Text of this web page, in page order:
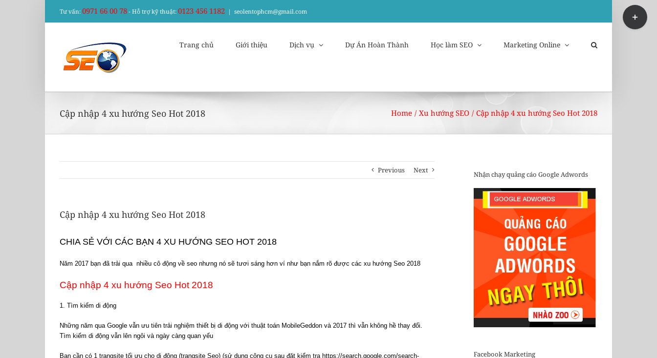
Tư vấn:0971 66 00 78- Hỗ trợ kỹ thuật:0123 456 1182 | seolentophcm@gmail.com
Trang chủ Giới thiệu Dịch vụ Dự Án Hoàn Thành Học làm SEO Marketing Online
Cập nhập 4 xu hướng Seo Hot 2018 Home / Xu hướng SEO / Cập nhập 4 xu hướng Seo Hot 2018
Previous Next
Cập nhập 4 xu hướng Seo Hot 2018
CHIA SẺ VỚI CÁC BẠN 4 XU HƯỚNG SEO HOT 2018
Năm 2017 bạn đã trải qua nhiều cô động về seo nhưng nó sẽ tươi sáng hơn ví như bạn nắm rõ được các xu hướng Seo 2018
Cập nhập 4 xu hướng Seo Hot 2018
1. Tìm kiếm di động
Những năm qua Google vẫn ưu tiên trải nghiệm thiết bị di động với thuật toán MobileGeddon và 2017 thì vẫn không hề thay đổi.
Tìm kiếm di động vẫn lên ngôi và ngày càng quan yếu
Bạn cần có 1 trangsite tối ưu cho di động (trangsite Seo) (sử dụng công cụ sau đặt kiểm tra https://search.google.com/search-
Nhận chạy quảng cáo Google Adwords
Facebook Marketing
Toggle
Sliding
Bar